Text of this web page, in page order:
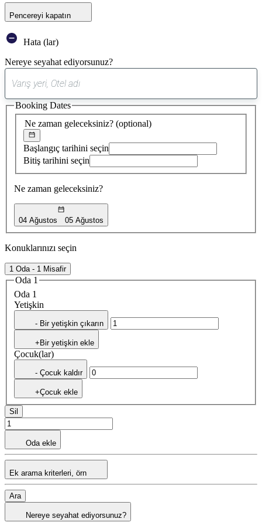
Pencereyi kapatın
Hata (lar)
Nereye seyahat ediyorsunuz?
öneri
bulundu
Ne zaman geleceksiniz? (optional)
Başlangıç tarihini seçin
Bitiş tarihini seçin
Ne zaman geleceksiniz?
04 Ağustos 05 Ağustos
Booking Dates
Konuklarınızı seçin
1 Oda - 1 Misafir
Oda 1
Oda 1
Yetişkin
- Bir yetişkin çıkarın
+Bir yetişkin ekle
Çocuk(lar)
- Çocuk kaldır
+Çocuk ekle
Sil
Oda ekle
Ek arama kriterleri, örn
Ara
Nereye seyahat ediyorsunuz?